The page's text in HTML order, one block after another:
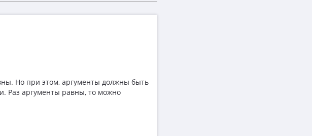
Но при этом, аргументы должны быть
Раз аргументы равны, то можно